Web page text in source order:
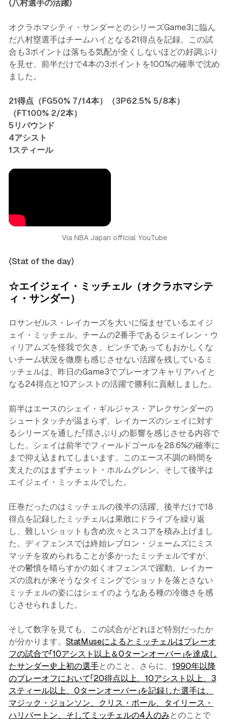
〈八村選手の活躍〉
オクラホマシティ・サンダーとのシリーズGame3に臨ん
だ八村塁選手はチームハイとなる21得点を記録。この試
合も3ポイントは落ちる気配が全くしないほどの好調ぶり
を見せ、前半だけで4本の3ポイントを100%の確率で沈め
ました。
21得点（FG50% 7/14本）（3P62.5% 5/8本）
（FT100% 2/2本）
5リバウンド
4アシスト
1スティール
Via NBA Japan official YouTube
〈Stat of the day〉
☆エイジェイ・ミッチェル（オクラホマシテ
ィ・サンダー）
ロサンゼルス・レイカーズを大いに悩ませているエイジ
ェイ・ミッチェル。チームの2番手であるジェイレン・ウ
ィリアムズを怪我で欠き、ピンチであってもおかしくな
いチーム状況を微塵も感じさせない活躍を残しているミ
ッチェルは、昨日のGame3でプレーオフキャリアハイと
なる24得点と10アシストの活躍で勝利に貢献しました。
前半はエースのシェイ・ギルジャス・アレクサンダーの
シュートタッチが温まらず、レイカーズのシェイに対す
るシリーズを通した「揺さぶり」の影響を感じさせる内容で
した。シェイは前半でフィールドゴールを28.6%の確率に
まで抑え込まれてしまいます。このエース不調の時間を
支えたのはまずチェット・ホルムグレン。そして後半は
エイジェイ・ミッチェルでした。
圧巻だったのはミッチェルの後半の活躍。後半だけで18
得点を記録したミッチェルは果敢にドライブを繰り返
し、難しいショットも含め次々とスコアを積み上げまし
た。ディフェンスでは終始レブロン・ジェームズにミス
マッチを攻められることが多かったミッチェルですが、
その鬱憤を晴らすかの如くオフェンスで躍動。レイカー
ズの流れが来そうなタイミングでショットを落とさない
ミッチェルの姿にはシェイのようなある種の冷徹さを感
じさせられました。
そして数字を見ても、この試合がどれほど特別だったか
が分かります。 StatMuseによるとミッチェルはプレーオ
フの試合で「10アシスト以上＆0ターンオーバー」を達成し
たサンダー史上初の選手とのこと。さらに、 1990年以降
のプレーオフにおいて「20得点以上、10アシスト以上、3
スティール以上、0ターンオーバー」を記録した選手は、
マジック・ジョンソン、クリス・ポール、タイリース・
ハリバートン、そしてミッチェルの4人のみとのことで